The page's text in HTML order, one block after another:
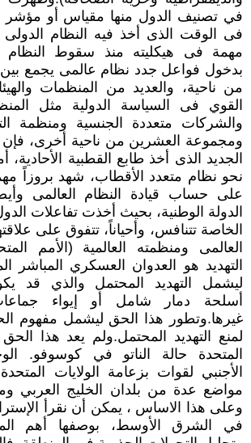
في تصنيف الدول منها مقياس أو
فى الوقت الذى أخذ فيه النظام
مهمة فى هيكليته منذ سقوط النظام
بدخول فواعل جدد نظام عالمى يجمع
من ناحية، والعديد من المنظمات
القوي فى السياسة الدولية مثل
والشركات متعددة الجنسية ومنظمة
ومجموعة العشرين من ناحية أخرى، فإن
الجديد الذى أخذ طابع القطبية الأحادية،
نحو نظام متعدد الأقطاب، شهد بروزاً
على حساب قيادة النظام العالمى
الدولة الوطنية، بحيث أخذت تفاعلات
الخاصة تتنافس، وأحياناً، تتفوق على
العالمى ومنظمته العالمية (الأمم
التهديد هو العدوان العسكري المباشر
ليشمل التهديد المحتمل والذي قد
أسلحة دمار شامل أو إيواء
غيرها.وتطور هذا الحق ليشمل مفهوم
لمنع التهديد المحتمل.ولم يعد هذا
المتحدة حالة الناتو في كوسوفو.
الأجنبي لقوات بزعامة الولايات
مواضع عدة من بلدان الخليج العربي
وعلى هذا الاساس ، يمكن أن نقرأ
في الشرق الأوسط، بوصفها أهم